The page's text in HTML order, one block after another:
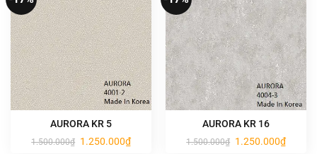
AURORA KR 5
1.500.000₫ Giá
gốc
1.250.000₫Giá
hiện
AURORA KR 16
1.500.000₫ Giá
gốc
1.250.000₫Giá
hiện